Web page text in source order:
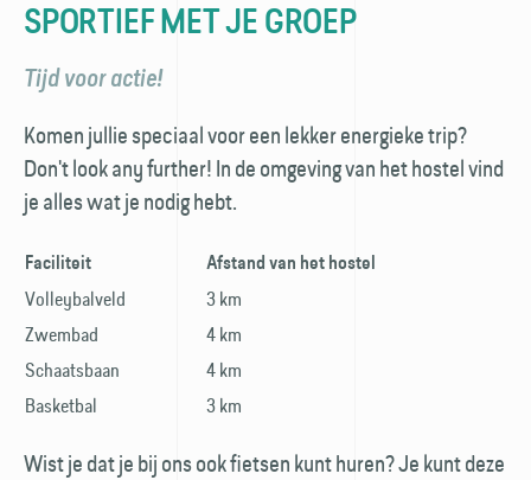
SPORTIEF MET JE GROEP
Tijd voor actie!
Komen jullie speciaal voor een lekker energieke trip?
Don't look any further! In de omgeving van het hostel vind
je alles wat je nodig hebt.
Faciliteit Afstand van het hostel
Volleybalveld
3 km
Zwembad
4 km
Schaatsbaan
4 km
Basketbal
3 km
Wist je dat je bij ons ook fietsen kunt huren? Je kunt deze